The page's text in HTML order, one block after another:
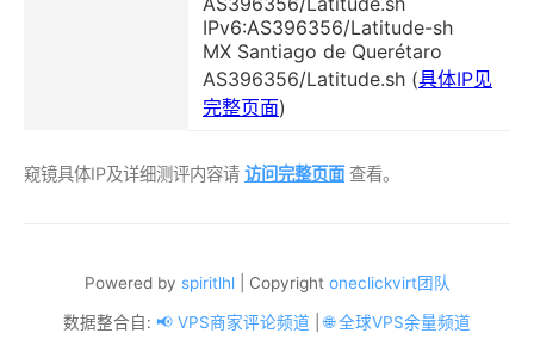
IPv6:AS396356/Latitude-sh
MX Santiago de Querétaro
AS396356/Latitude.sh (具体IP见
完整页面)
窥镜具体IP及详细测评内容请 访问完整页面查看。
Powered by spiritlhl| Copyright oneclickvirt团队
数据整合自: 📢 VPS商家评论频道 |🌐 全球VPS余量频道